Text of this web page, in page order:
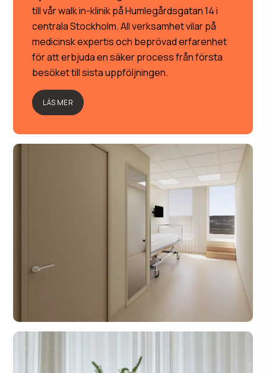
till vår walk in-klinik på Humlegårdsgatan 14 i
centrala Stockholm. All verksamhet vilar på
medicinsk expertis och beprövad erfarenhet
för att erbjuda en säker process från första
besöket till sista uppföljningen.
LÄS MER